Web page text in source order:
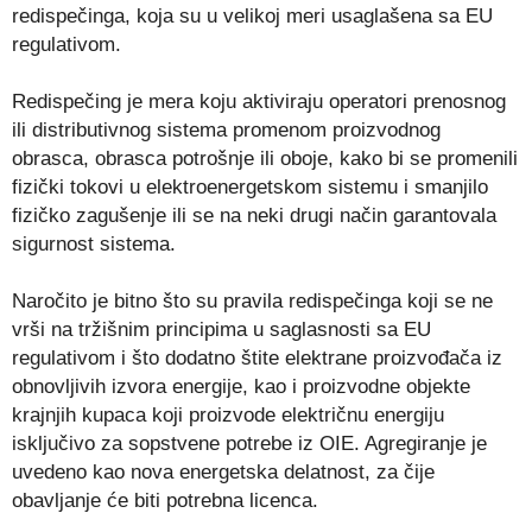
redispečinga, koja su u velikoj meri usaglašena sa EU
regulativom.
Redispečing je mera koju aktiviraju operatori prenosnog
ili distributivnog sistema promenom proizvodnog
obrasca, obrasca potrošnje ili oboje, kako bi se promenili
fizički tokovi u elektroenergetskom sistemu i smanjilo
fizičko zagušenje ili se na neki drugi način garantovala
sigurnost sistema.
Naročito je bitno što su pravila redispečinga koji se ne
vrši na tržišnim principima u saglasnosti sa EU
regulativom i što dodatno štite elektrane proizvođača iz
obnovljivih izvora energije, kao i proizvodne objekte
krajnjih kupaca koji proizvode električnu energiju
isključivo za sopstvene potrebe iz OIE. Agregiranje je
uvedeno kao nova energetska delatnost, za čije
obavljanje će biti potrebna licenca.